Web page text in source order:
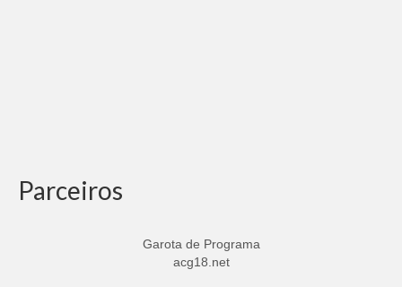
Parceiros
Garota de Programa
acg18.net